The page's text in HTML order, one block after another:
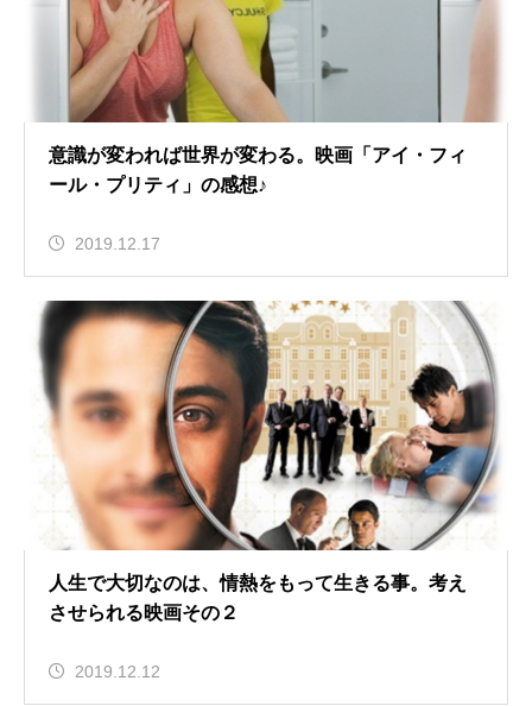
意識が変われば世界が変わる。映画「アイ・フィ
ール・プリティ」の感想♪
2019.12.17
人生で大切なのは、情熱をもって生きる事。考え
させられる映画その２
2019.12.12